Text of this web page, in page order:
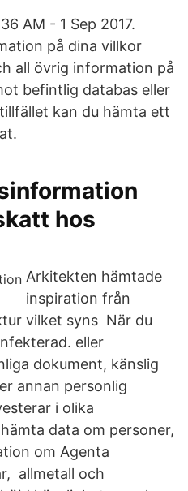
AM - 1 Sep 2017.
på dina villkor
all övrig information på
befintlig databas eller
kan du hämta ett
hos
Arkitekten hämtade
inspiration från
vilket syns När du
eller
dokument, känslig
annan personlig
i olika
data om personer,
om Agenta
allmetall och